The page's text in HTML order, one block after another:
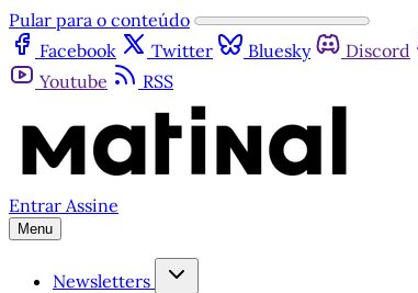
Pular para o conteúdo
Facebook
Twitter Bluesky Discord
Youtube
RSS
Entrar Assine
Menu
Newsletters